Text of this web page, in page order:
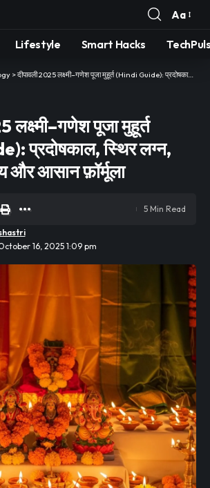
Font
Resizer
Aa
Lifestyle Smart Hacks
>दीपावली 2025 लक्ष्मी–गणेश पूजा मुहूर्त (Hindi Guide): प्रदोषकाल, स्थिर लग्न, शहर–वार समय और आसान फ़ॉर्मूला
लक्ष्मी–गणेश पूजा मुहूर्त
प्रदोषकाल, स्थिर लग्न,
और आसान फ़ॉर्मूला
16, 2025 1:09 pm
5 Min Read